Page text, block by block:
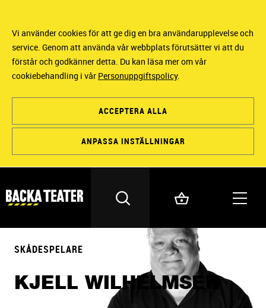
Vi använder cookies för att ge dig en bra användarupplevelse och
service. Genom att använda vår webbplats förutsätter vi att du
förstår och godkänner detta. Du kan läsa mer om vår
cookiebehandling i vår Personuppgiftspolicy.
ACCEPTERA ALLA
ANPASSA INSTÄLLNINGAR
SKÅDESPELARE
KJELL WILHELMSEN